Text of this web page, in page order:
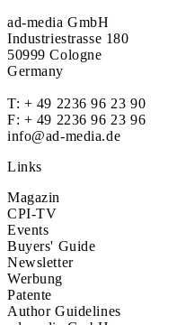
ad-media GmbH
Industriestrasse 180
50999 Cologne
Germany
T: + 49 2236 96 23 90
F: + 49 2236 96 23 96
info@ad-media.de
Links
Magazin
CPI-TV
Events
Buyers' Guide
Newsletter
Werbung
Patente
Author Guidelines